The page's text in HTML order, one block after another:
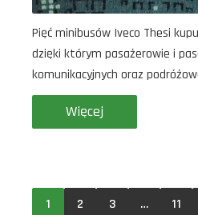
Pięć minibusów Iveco Thesi
dzięki którym pasażerowie i
komunikacyjnych oraz
Więcej
1 2 3 … 11